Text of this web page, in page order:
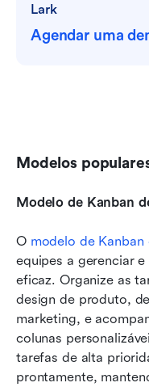
Lark
Agendar uma
Modelos
Modelo de Kanban
O modelo de
equipes a gerenciar
eficaz. Organize as
design de produto,
marketing, e
colunas
tarefas de alta
prontamente,